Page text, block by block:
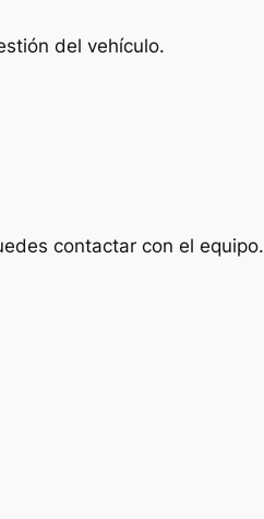
del vehículo.
contactar con el equipo.